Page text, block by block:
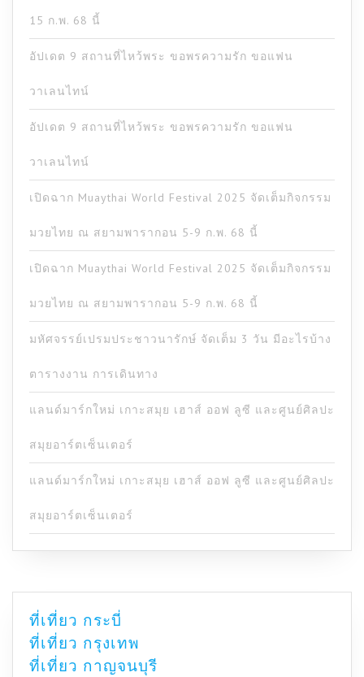
15 ก.พ. 68 นี้
อัปเดต 9 สถานที่ไหว้พระ ขอพรความรัก ขอแฟน
วาเลนไทน์
อัปเดต 9 สถานที่ไหว้พระ ขอพรความรัก ขอแฟน
วาเลนไทน์
เปิดฉาก Muaythai World Festival 2025 จัดเต็มกิจกรรม
มวยไทย ณ สยามพารากอน 5-9 ก.พ. 68 นี้
เปิดฉาก Muaythai World Festival 2025 จัดเต็มกิจกรรม
มวยไทย ณ สยามพารากอน 5-9 ก.พ. 68 นี้
มหัศจรรย์เปรมประชาวนารักษ์ จัดเต็ม 3 วัน มีอะไรบ้าง
ตารางงาน การเดินทาง
แลนด์มาร์กใหม่ เกาะสมุย เฮาส์ ออฟ ลูซี และศูนย์ศิลปะ
สมุยอาร์ตเซ็นเตอร์
แลนด์มาร์กใหม่ เกาะสมุย เฮาส์ ออฟ ลูซี และศูนย์ศิลปะ
สมุยอาร์ตเซ็นเตอร์
ที่เที่ยว กระบี่
ที่เที่ยว กรุงเทพ
ที่เที่ยว กาญจนบุรี